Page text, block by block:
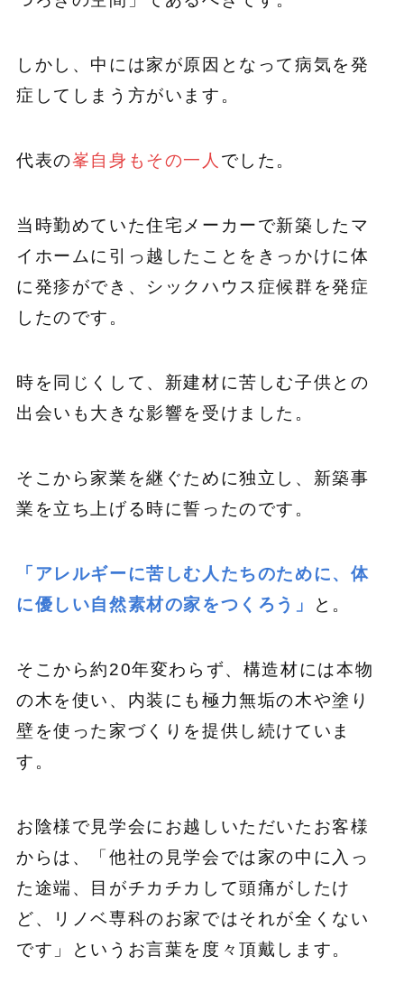
しかし、中には家が原因となって病気を発
症してしまう方がいます。
代表の峯自身もその一人 でした。
当時勤めていた住宅メーカーで新築したマ
イホームに引っ越したことをきっかけに体
に発疹ができ、シックハウス症候群を発症
したのです。
時を同じくして、新建材に苦しむ子供との
出会いも大きな影響を受けました。
そこから家業を継ぐために独立し、新築事
業を立ち上げる時に誓ったのです。
「アレルギーに苦しむ人たちのために、体
に優しい自然素材の家をつくろう」
と。
そこから約20年変わらず、構造材には本物
の木を使い、内装にも極力無垢の木や塗り
壁を使った家づくりを提供し続けていま
す。
お陰様で見学会にお越しいただいたお客様
からは、「他社の見学会では家の中に入っ
た途端、目がチカチカして頭痛がしたけ
ど、リノベ専科のお家ではそれが全くない
です」というお言葉を度々頂戴します。